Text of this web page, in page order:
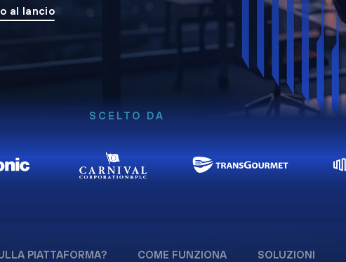
al lancio
SCELTO DA
PIATTAFORMA? COME FUNZIONA SOLUZIONI